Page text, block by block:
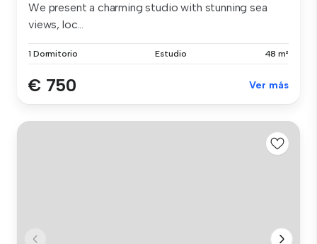
We present a charming studio with stunning sea
views, loc...
1 Dormitorio Estudio 48 m²
€ 750 Ver más